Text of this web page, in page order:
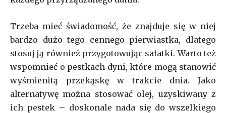
Trzeba mieć świadomość, że znajduje się w niej
bardzo dużo tego cennego pierwiastka, dlatego
stosuj ją również przygotowując sałatki. Warto też
wspomnieć o pestkach dyni, które mogą stanowić
wyśmienitą przekąskę w trakcie dnia. Jako
alternatywę można stosować olej, uzyskiwany z
ich pestek – doskonale nada się do wszelkiego